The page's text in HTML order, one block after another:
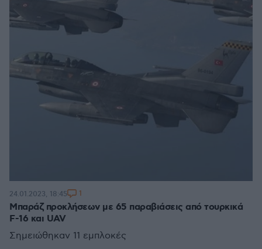
Μπαράζ προκλήσεων με 65 παραβιάσεις από τουρκικά
F-16 και UAV
Σημειώθηκαν 11 εμπλοκές
24.01.2023, 18:45 1